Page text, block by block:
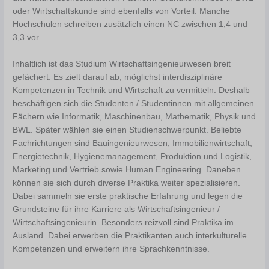
oder Wirtschaftskunde sind ebenfalls von Vorteil. Manche
Hochschulen schreiben zusätzlich einen NC zwischen 1,4 und
3,3 vor.
Inhaltlich ist das Studium Wirtschaftsingenieurwesen breit
gefächert. Es zielt darauf ab, möglichst interdisziplinäre
Kompetenzen in Technik und Wirtschaft zu vermitteln. Deshalb
beschäftigen sich die Studenten / Studentinnen mit allgemeinen
Fächern wie Informatik, Maschinenbau, Mathematik, Physik und
BWL. Später wählen sie einen Studienschwerpunkt. Beliebte
Fachrichtungen sind Bauingenieurwesen, Immobilienwirtschaft,
Energietechnik, Hygienemanagement, Produktion und Logistik,
Marketing und Vertrieb sowie Human Engineering. Daneben
können sie sich durch diverse Praktika weiter spezialisieren.
Dabei sammeln sie erste praktische Erfahrung und legen die
Grundsteine für ihre Karriere als Wirtschaftsingenieur /
Wirtschaftsingenieurin. Besonders reizvoll sind Praktika im
Ausland. Dabei erwerben die Praktikanten auch interkulturelle
Kompetenzen und erweitern ihre Sprachkenntnisse.